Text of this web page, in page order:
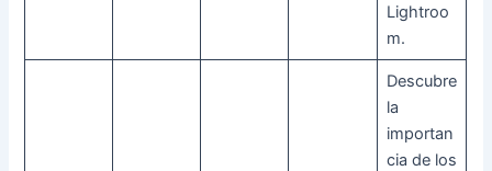
Lightroo
m.
Descubre
la
importan
cia de los